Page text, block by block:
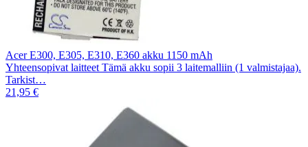
Acer E300, E305, E310, E360 akku 1150 mAh
Yhteensopivat laitteet Tämä akku sopii 3 laitemalliin (1 valmistajaa).
Tarkist…
21,95 €